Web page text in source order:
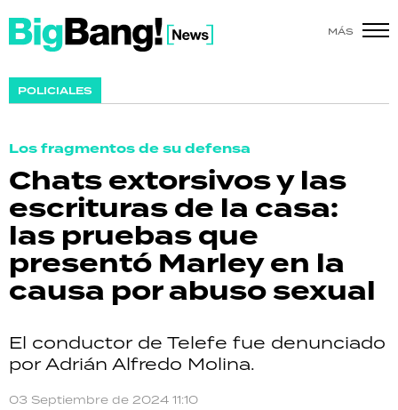
MÁS
POLICIALES
Los fragmentos de su defensa
Chats extorsivos y las
escrituras de la casa:
las pruebas que
presentó Marley en la
causa por abuso sexual
El conductor de Telefe fue denunciado
por Adrián Alfredo Molina.
03 Septiembre de 2024 11:10
SHOW
ACTUALIDAD
POLICIALES
ECONOMÍA
GRAN HERMANO
SALUD
DEPORTES